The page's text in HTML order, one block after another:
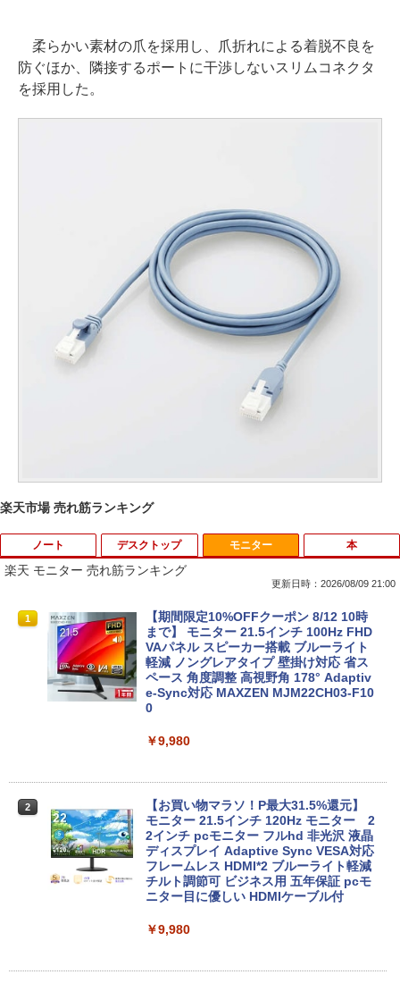
柔らかい素材の爪を採用し、爪折れによる着脱不良を
防ぐほか、隣接するポートに干渉しないスリムコネクタ
を採用した。
楽天市場 売れ筋ランキング
ノート
1
【期間限定 ポイントUP＆クーポン配
布】 Lenovo Chromebook Duet EDU G
2 2in1 ノートパソコン 83HKS00M00 Ch
romeOS MediaTek Kompanio 838 メモ
リ4GB eMMC64GB 10.95インチ タッチ
対応 再生品Sランク
H&B 搭載｜中古ノートパソコン Windo
ws11 Office付｜テンキー DVD 搭載｜C
ore i5 第7世代 メモリ 8GB SSD 256GB
｜店長厳選 Lenovo ThinkPad 15.6型 Bl
uetooth Wi-Fi 無線｜中古 パソコン 中古
PC Word Excel
デスクトップ
1
【送料無料】ETC: hp ProDesk 400 G6
Desktop Mini PC Core i5-10500T 2.30
GHz /メモリ16GB /SSD256GB/HDD500
GB/無線LAN/光学ドライブ付き/ 【Wind
ows11】WPS Office付き /超小型 中古デ
スクトップパソコン 【3ケ月保証】 ＆
おまけ付き（中古USB式キーボートとマ
【楽天ランキング1位！】デスクトップパ
ソコン 一体型pc 23.8型 フルHD液晶一体
型 デスクトップパソコン インテル Core
7【Windows 11搭載】USB 2.0 USB 3.0
5G WIFI搭載 一体型パソコン メモリー 8
~16GB SSD 256~2048GB PSE認証済
￥49,800
モニター
楽天 モニター 売れ筋ランキング
更新日時：2026/08/09 21:00
1
【期間限定10%OFFクーポン 8/12 10時
まで】 モニター 21.5インチ 100Hz FHD
VAパネル スピーカー搭載 ブルーライト
軽減 ノングレアタイプ 壁掛け対応 省ス
ペース 角度調整 高視野角 178° Adaptiv
e-Sync対応 MAXZEN MJM22CH03-F10
0
￥9,980
2
【お買い物マラソ！P最大31.5%還元】
モニター 21.5インチ 120Hz モニター 2
2インチ pcモニター フルhd 非光沢 液晶
ディスプレイ Adaptive Sync VESA対応
フレームレス HDMI*2 ブルーライト軽減
チルト調節可 ビジネス用 五年保証 pcモ
ニター目に優しい HDMIケーブル付
￥9,980
本